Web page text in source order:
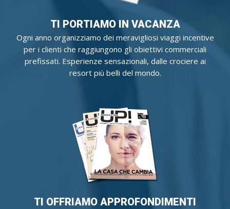
TI PORTIAMO IN VACANZA
Ogni anno organizziamo dei meravigliosi viaggi incentive
per i clienti che raggiungono gli obiettivi commerciali
prefissati. Esperienze sensazionali, dalle crociere ai
resort più belli del mondo.
TI OFFRIAMO APPROFONDIMENTI